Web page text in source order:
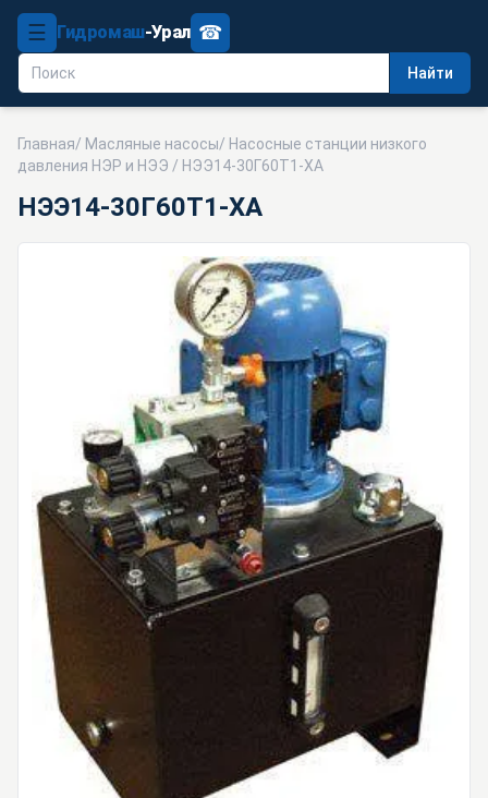
☰ Гидромаш-Урал
Найти
☎
Главная/ Масляные насосы/ Насосные станции низкого
давления НЭР и НЭЭ / НЭЭ14-30Г60Т1-ХА
НЭЭ14-30Г60Т1-ХА